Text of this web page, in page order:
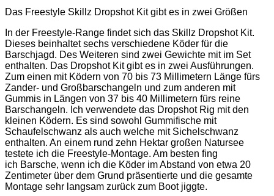
Das Freestyle Skillz Dropshot Kit gibt es in zwei Größen
In der Freestyle-Range findet sich das Skillz Dropshot Kit.
Dieses beinhaltet sechs verschiedene Köder für die
Barschjagd. Des Weiteren sind zwei Gewichte mit im Set
enthalten. Das Dropshot Kit gibt es in zwei Ausführungen.
Zum einen mit Ködern von 70 bis 73 Millimetern Länge fürs
Zander- und Großbarschangeln und zum anderen mit
Gummis in Längen von 37 bis 40 Millimetern fürs reine
Barschangeln. Ich verwendete das Dropshot Rig mit den
kleinen Ködern. Es sind sowohl Gummifische mit
Schaufelschwanz als auch welche mit Sichelschwanz
enthalten. An einem rund zehn Hektar großen Natursee
testete ich die Freestyle-Montage. Am besten fing
ich Barsche, wenn ich die Köder im Abstand von etwa 20
Zentimeter über dem Grund präsentierte und die gesamte
Montage sehr langsam zurück zum Boot jiggte.